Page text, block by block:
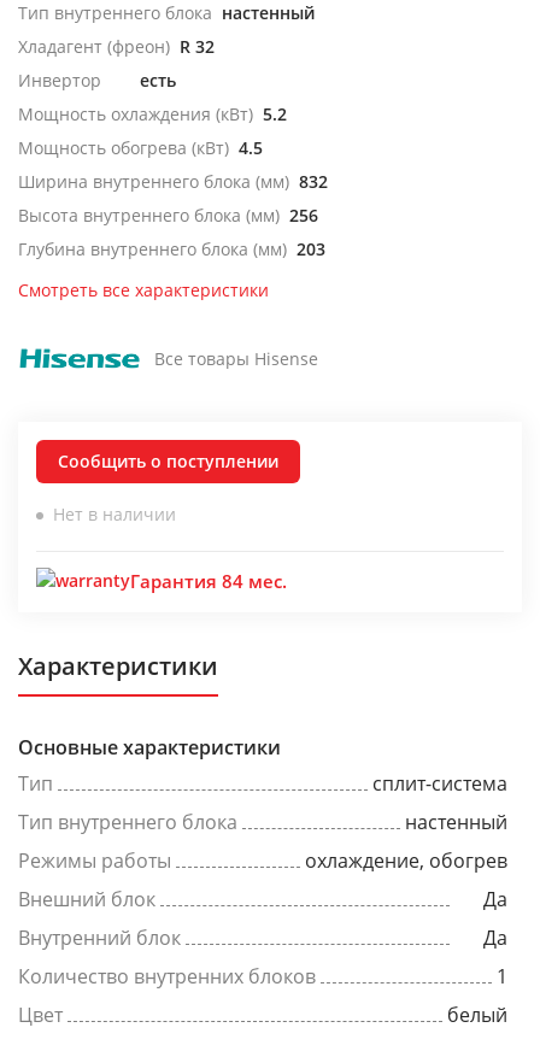
Тип внутреннего блока настенный
Хладагент (фреон) R 32
Инвертор
есть
Мощность охлаждения (кВт) 5.2
Мощность обогрева (кВт) 4.5
Ширина внутреннего блока (мм) 832
Высота внутреннего блока (мм) 256
Глубина внутреннего блока (мм) 203
Смотреть все характеристики
Все товары Hisense
Сообщить о поступлении
Нет в наличии
Гарантия 84 мес.
Характеристики
Основные характеристики
Тип
сплит-система
Тип внутреннего блока
настенный
Режимы работы
охлаждение, обогрев
Внешний блок
Да
Внутренний блок
Да
Количество внутренних блоков
1
Цвет
белый